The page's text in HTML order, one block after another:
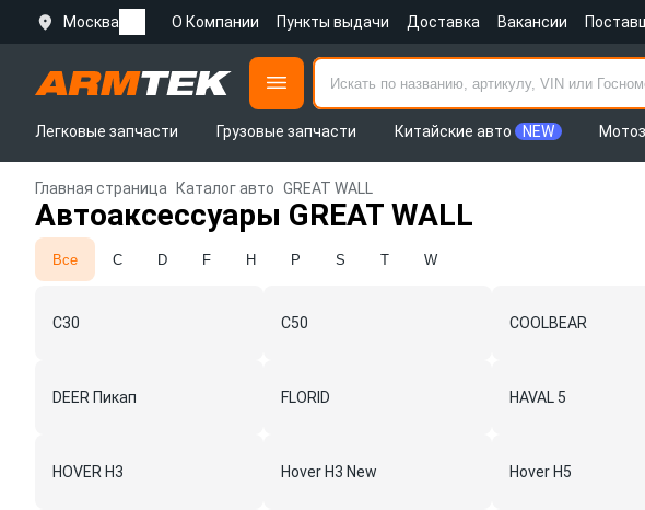
Москва О Компании Пункты выдачи Доставка Вакансии
Легковые запчасти
Грузовые запчасти Китайские авто NEW
Главная страница Каталог авто GREAT WALL
Автоаксессуары GREAT WALL
Все C D F H P S T W
C30 C50 COOLBEAR
DEER Пикап FLORID HAVAL 5
HOVER H3 Hover H3 New Hover H5